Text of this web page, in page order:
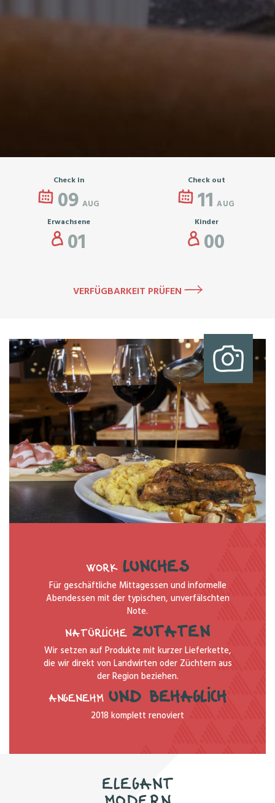
Check in
09 AUG
Check out
11 AUG
Erwachsene
01
Kinder
00
VERFÜGBARKEIT PRÜFEN
Elegant
WORK LUNCHES
Für geschäftliche Mittagessen und informelle
Abendessen mit der typischen, unverfälschten
Note.
NATÜRLICHE ZUTATEN
Wir setzen auf Produkte mit kurzer Lieferkette,
die wir direkt von Landwirten oder Züchtern aus
der Region beziehen.
ANGENEHM UND BEHAGLICH
2018 komplett renoviert